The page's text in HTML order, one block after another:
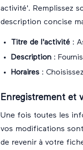
activité'. Remplissez
description concise
Titre de l'activité :
Description :
Horaires :
Enregistrement et
Une fois toutes les
vos modifications
de revenir à votre